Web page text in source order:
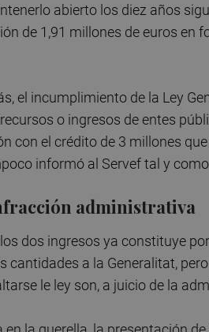
abierto los diez años
de 1,91 millones de euros
el incumplimiento de la Ley
o ingresos de entes
con el crédito de 3 millones
informó al Servef tal y
administrativa
dos ingresos ya constituye
cantidades a la Generalitat,
le ley son, a juicio de la